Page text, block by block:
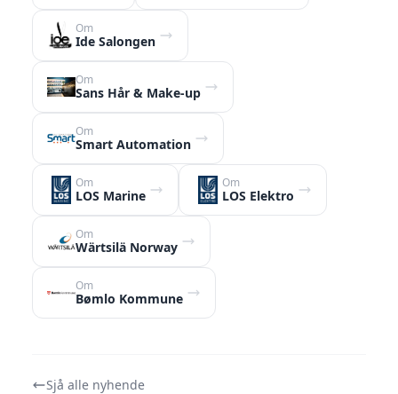
Om
Ide Salongen
Om
Sans Hår & Make-up
Om
Smart Automation
Om
LOS Marine
Om
LOS Elektro
Om
Wärtsilä Norway
Om
Bømlo Kommune
Sjå alle nyhende